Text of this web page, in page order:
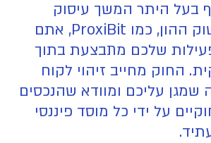
בעל היתר המשך עיסוק
מטעם רשות שוק ההון, כמו ProxiBit, אתם
שלכם מתבצעת בתוך
החוק מחייב זיהוי לקוח
עליכם ומוודא שהנכסים
על ידי כל מוסד פיננסי